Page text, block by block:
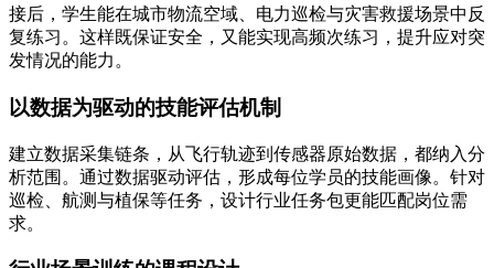
接后，学生能在城市物流空域、电力巡检与灾害救援场景中反
复练习。这样既保证安全，又能实现高频次练习，提升应对突
发情况的能力。
以数据为驱动的技能评估机制
建立数据采集链条，从飞行轨迹到传感器原始数据，都纳入分
析范围。通过数据驱动评估，形成每位学员的技能画像。针对
巡检、航测与植保等任务，设计行业任务包更能匹配岗位需
求。